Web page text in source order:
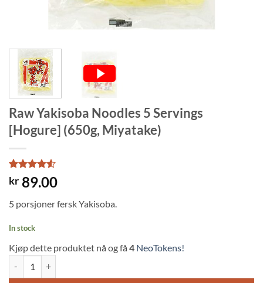
Raw Yakisoba Noodles 5 Servings
[Hogure] (650g, Miyatake)
Rated4.5
out of 5
2
customer
kr 89.00
5 porsjoner fersk Yakisoba.
In stock
Kjøp dette produktet nå og få 4 NeoTokens!